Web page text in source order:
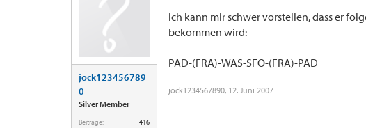
jock123456789
0
Silver Member
Beiträge:
416
ich kann mir schwer vorstellen, dass er
bekommen wird:
PAD-(FRA)-WAS-SFO-(FRA)-PAD
jock1234567890, 12. Juni 2007